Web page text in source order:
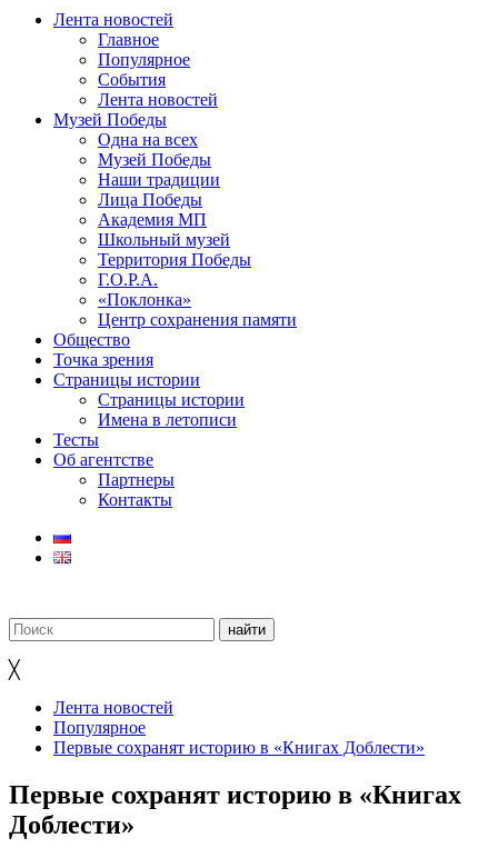
Лента новостей
Главное
Популярное
События
Лента новостей
Музей Победы
Одна на всех
Музей Победы
Наши традиции
Лица Победы
Академия МП
Школьный музей
Территория Победы
Г.О.Р.А.
«Поклонка»
Центр сохранения памяти
Общество
Точка зрения
Страницы истории
Страницы истории
Имена в летописи
Тесты
Об агентстве
Партнеры
Контакты
╳
Лента новостей
Популярное
Первые сохранят историю в «Книгах Доблести»
Первые сохранят историю в «Книгах
Доблести»